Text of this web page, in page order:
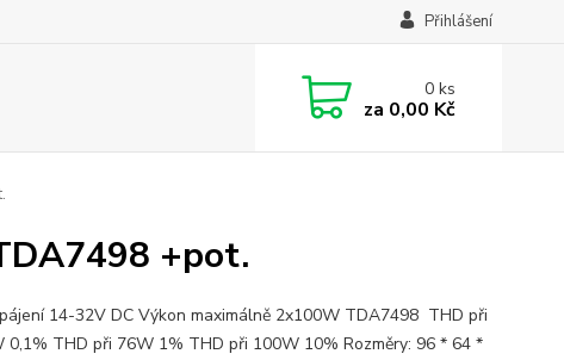
Přihlášení
0ks
za 0,00 Kč
+pot.
14-32V DC Výkon maximálně 2x100W TDA7498 THD při
0,1% THD při 76W 1% THD při 100W 10% Rozměry: 96 * 64 *